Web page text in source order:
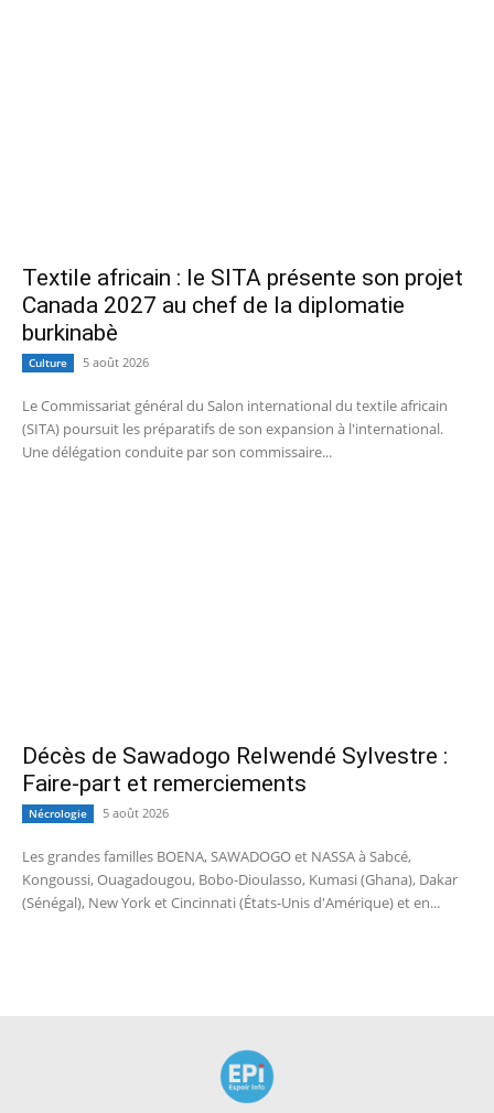
Textile africain : le SITA présente son projet
Canada 2027 au chef de la diplomatie
burkinabè
Culture 5 août 2026
Le Commissariat général du Salon international du textile africain
(SITA) poursuit les préparatifs de son expansion à l'international.
Une délégation conduite par son commissaire...
Décès de Sawadogo Relwendé Sylvestre :
Faire-part et remerciements
Nécrologie 5 août 2026
Les grandes familles BOENA, SAWADOGO et NASSA à Sabcé,
Kongoussi, Ouagadougou, Bobo-Dioulasso, Kumasi (Ghana), Dakar
(Sénégal), New York et Cincinnati (États-Unis d'Amérique) et en...